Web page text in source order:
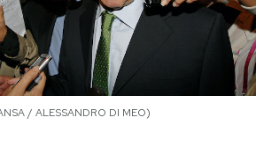
/ ALESSANDRO DI MEO)